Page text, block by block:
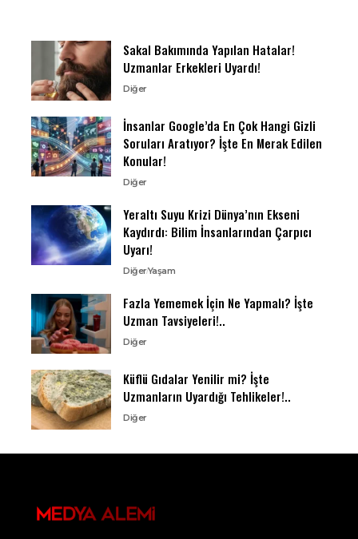
Sakal Bakımında Yapılan Hatalar!
Uzmanlar Erkekleri Uyardı!
Diğer
İnsanlar Google’da En Çok Hangi Gizli
Soruları Aratıyor? İşte En Merak Edilen
Konular!
Diğer
Yeraltı Suyu Krizi Dünya’nın Ekseni
Kaydırdı: Bilim İnsanlarından Çarpıcı
Uyarı!
DiğerYaşam
Fazla Yememek İçin Ne Yapmalı? İşte
Uzman Tavsiyeleri!..
Diğer
Küflü Gıdalar Yenilir mi? İşte
Uzmanların Uyardığı Tehlikeler!..
Diğer